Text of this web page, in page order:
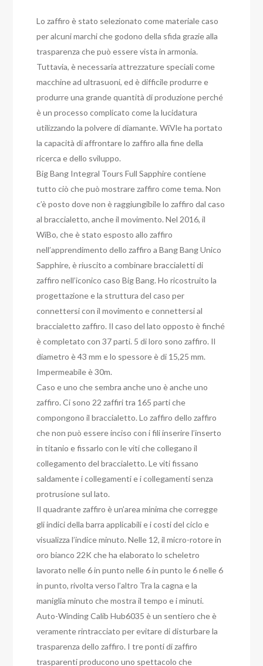
Lo zaffiro è stato selezionato come materiale caso
per alcuni marchi che godono della sfida grazie alla
trasparenza che può essere vista in armonia.
Tuttavia, è necessaria attrezzature speciali come
macchine ad ultrasuoni, ed è difficile produrre e
produrre una grande quantità di produzione perché
è un processo complicato come la lucidatura
utilizzando la polvere di diamante. WiVle ha portato
la capacità di affrontare lo zaffiro alla fine della
ricerca e dello sviluppo.
Big Bang Integral Tours Full Sapphire contiene
tutto ciò che può mostrare zaffiro come tema. Non
c’è posto dove non è raggiungibile lo zaffiro dal caso
al braccialetto, anche il movimento. Nel 2016, il
WiBo, che è stato esposto allo zaffiro
nell’apprendimento dello zaffiro a Bang Bang Unico
Sapphire, è riuscito a combinare braccialetti di
zaffiro nell’iconico caso Big Bang. Ho ricostruito la
progettazione e la struttura del caso per
connettersi con il movimento e connettersi al
braccialetto zaffiro. Il caso del lato opposto è finché
è completato con 37 parti. 5 di loro sono zaffiro. Il
diametro è 43 mm e lo spessore è di 15,25 mm.
Impermeabile è 30m.
Caso e uno che sembra anche uno è anche uno
zaffiro. Ci sono 22 zaffiri tra 165 parti che
compongono il braccialetto. Lo zaffiro dello zaffiro
che non può essere inciso con i fili inserire l’inserto
in titanio e fissarlo con le viti che collegano il
collegamento del braccialetto. Le viti fissano
saldamente i collegamenti e i collegamenti senza
protrusione sul lato.
Il quadrante zaffiro è un’area minima che corregge
gli indici della barra applicabili e i costi del ciclo e
visualizza l’indice minuto. Nelle 12, il micro-rotore in
oro bianco 22K che ha elaborato lo scheletro
lavorato nelle 6 in punto nelle 6 in punto le 6 nelle 6
in punto, rivolta verso l’altro Tra la cagna e la
maniglia minuto che mostra il tempo e i minuti.
Auto-Winding Calib Hub6035 è un sentiero che è
veramente rintracciato per evitare di disturbare la
trasparenza dello zaffiro. I tre ponti di zaffiro
trasparenti producono uno spettacolo che